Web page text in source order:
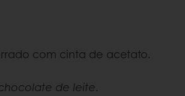
com cinta de acetato.
de leite.